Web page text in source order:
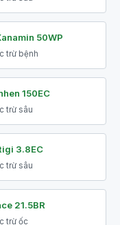
50WP
trừ bệnh
150EC
trừ sâu
3.8EC
trừ sâu
21.5BR
trừ ốc